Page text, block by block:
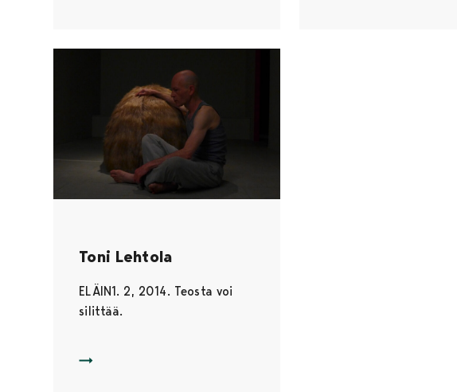
Toni Lehtola
ELÄIN1. 2, 2014. Teosta voi
silittää.
KEHONA: ELÄIN1. 2